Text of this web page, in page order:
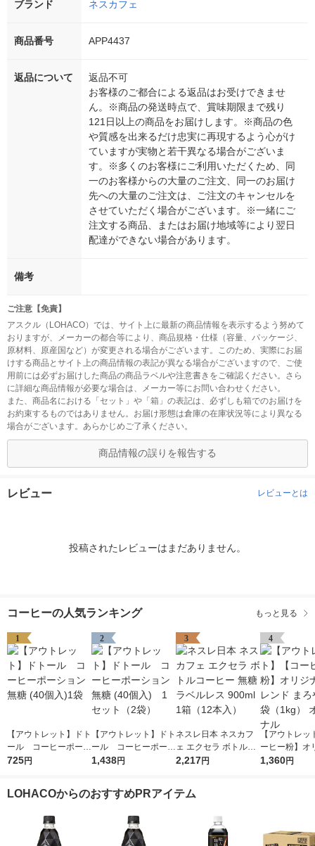
ブランド ネスカフェ
商品番号 APP4437
返品について
返品不可
お客様のご都合による返品はお受けできませ
ん。※商品の発送時点で、賞味期限まで残り
121日以上の商品をお届けします。※商品の色
や質感を出来るだけ忠実に再現するよう心がけ
ていますが実物と若干異なる場合がございま
す。※多くのお客様にご利用いただくため、同
一のお客様からの大量のご注文、同一のお届け
先への大量のご注文は、ご注文のキャンセルを
させていただく場合がございます。※一緒にご
注文する商品、またはお届け地域等により翌日
配達ができない場合があります。
備考
ご注意【免責】
アスクル（LOHACO）では、サイト上に最新の商品情報を表示するよう努めて
おりますが、メーカーの都合等により、商品規格・仕様（容量、パッケージ、
原材料、原産国など）が変更される場合がございます。このため、実際にお届
けする商品とサイト上の商品情報の表記が異なる場合がございますので、ご使
用前には必ずお届けした商品の商品ラベルや注意書きをご確認ください。さら
に詳細な商品情報が必要な場合は、メーカー等にお問い合わせください。
また、商品名における「セット」や「箱」の表記は、必ずしも箱でのお届けを
お約束するものではありません。お届け形態は倉庫の在庫状況等により異なる
場合がございます。あらかじめご了承ください。
商品情報の誤りを報告する
レビュー レビューとは
投稿されたレビューはまだありません。
コーヒーの人気ランキング もっと見る
1
【アウトレット】ドト
ール コーヒーポーシ
ョン 無糖 (40個入)1袋
725円
2
【アウトレット】ドト
ール コーヒーポーシ
ョン 無糖 (40個入) 1
1,438円
3
ネスレ日本 ネスカフ
ェ エクセラ ボトルコ
ーヒー 無糖 ラベルレ
2,217円
4
【アウトレッ
ーヒー粉】オ
ブレンド ま
1,360円
LOHACOからのおすすめPRアイテム